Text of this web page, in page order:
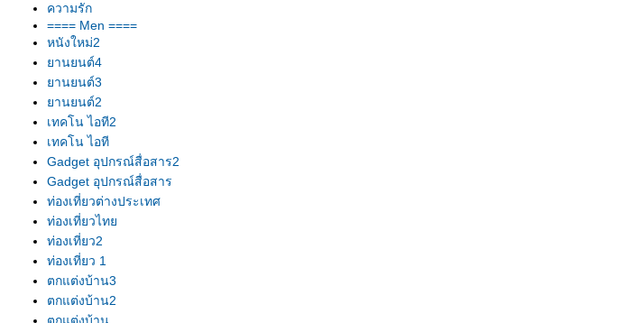
ความรัก
==== Men ====
หนังใหม่2
านยนต์4
านยนต์3
านยนต์2
เทคโน ไอที2
เทคโน ไอที
Gadget อุปกรณ์สื่อสาร2
Gadget อุปกรณ์สื่อสาร
ท่องเที่ยวต่างประเทศ
ท่องเที่ยวไท
ท่องเที่ยว2
ท่องเที่ยว 1
ตกแต่งบ้าน3
ตกแต่งบ้าน2